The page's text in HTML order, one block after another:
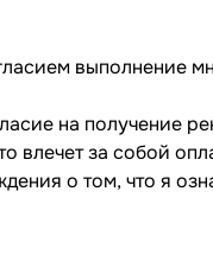
выполнение
на получение
влечет за собой
о том, что я